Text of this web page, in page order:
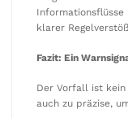
klarer
Fazit: Ein
Der Vorfall ist
auch zu präzise,